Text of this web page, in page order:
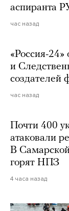
аспиранта
час назад
«Россия-24»
и
создателей
час назад
Почти 400
атаковали
В
горят НПЗ
4 часа назад